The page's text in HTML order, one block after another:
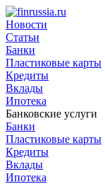
Новости
Статьи
Банки
Пластиковые карты
Кредиты
Вклады
Ипотека
Банковские услуги
Банки
Пластиковые карты
Кредиты
Вклады
Ипотека